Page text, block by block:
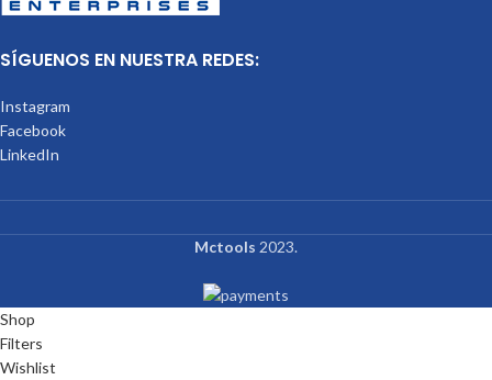
SÍGUENOS EN NUESTRA REDES:
Instagram
Facebook
LinkedIn
Mctools 2023.
Shop
Filters
Wishlist